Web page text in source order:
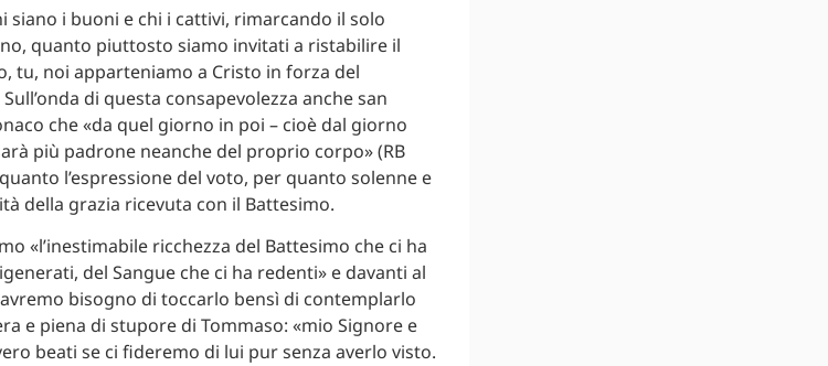
i buoni e chi i cattivi, rimarcando il solo
quanto piuttosto siamo invitati a ristabilire il
tu, noi apparteniamo a Cristo in forza del
di questa consapevolezza anche san
che «da quel giorno in poi – cioè dal giorno
più padrone neanche del proprio corpo» (RB
l’espressione del voto, per quanto solenne e
della grazia ricevuta con il Battesimo.
«l’inestimabile ricchezza del Battesimo che ci ha
del Sangue che ci ha redenti» e davanti al
bisogno di toccarlo bensì di contemplarlo
e piena di stupore di Tommaso: «mio Signore e
beati se ci fideremo di lui pur senza averlo visto.